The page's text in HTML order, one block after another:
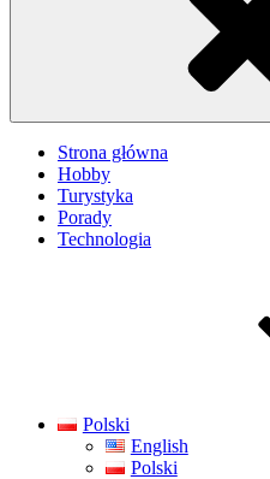
Strona główna
Hobby
Turystyka
Porady
Technologia
Polski
English
Polski